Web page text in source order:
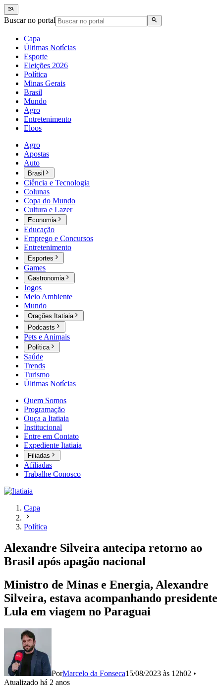
Buscar no portal
Capa
Últimas Notícias
Esporte
Eleições 2026
Política
Minas Gerais
Brasil
Mundo
Agro
Entretenimento
Eloos
Agro
Apostas
Auto
Brasil
Ciência e Tecnologia
Colunas
Copa do Mundo
Cultura e Lazer
Economia
Educação
Emprego e Concursos
Entretenimento
Esportes
Games
Gastronomia
Jogos
Meio Ambiente
Mundo
Orações Itatiaia
Podcasts
Pets e Animais
Política
Saúde
Trends
Turismo
Últimas Notícias
Quem Somos
Programação
Ouça a Itatiaia
Institucional
Entre em Contato
Expediente Itatiaia
Filiadas
Afiliadas
Trabalhe Conosco
Capa
Política
Alexandre Silveira antecipa retorno ao
Brasil após apagão nacional
Ministro de Minas e Energia, Alexandre
Silveira, estava acompanhando presidente
Lula em viagem no Paraguai
PorMarcelo da Fonseca15/08/2023 às 12h02 •
Atualizado há 2 anos